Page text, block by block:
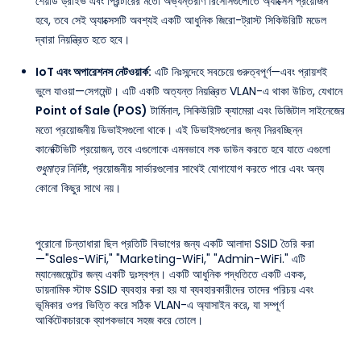
হবে, তবে সেই অ্যাক্সেসটি অবশ্যই একটি আধুনিক জিরো-ট্রাস্ট সিকিউরিটি মডেল
দ্বারা নিয়ন্ত্রিত হতে হবে।
IoT এবং অপারেশনস নেটওয়ার্ক: এটি নিঃসন্দেহে সবচেয়ে গুরুত্বপূর্ণ—এবং প্রায়শই
ভুলে যাওয়া—সেগমেন্ট। এটি একটি অত্যন্ত নিয়ন্ত্রিত VLAN-এ থাকা উচিত, যেখানে
Point of Sale (POS) টার্মিনাল, সিকিউরিটি ক্যামেরা এবং ডিজিটাল সাইনেজের
মতো প্রয়োজনীয় ডিভাইসগুলো থাকে। এই ডিভাইসগুলোর জন্য নিরবচ্ছিন্ন
কানেক্টিভিটি প্রয়োজন, তবে এগুলোকে এমনভাবে লক ডাউন করতে হবে যাতে এগুলো
শুধুমাত্রনির্দিষ্ট, প্রয়োজনীয় সার্ভারগুলোর সাথেই যোগাযোগ করতে পারে এবং অন্য
কোনো কিছুর সাথে নয়।
পুরোনো চিন্তাধারা ছিল প্রতিটি বিভাগের জন্য একটি আলাদা SSID তৈরি করা
—"Sales-WiFi," "Marketing-WiFi," "Admin-WiFi." এটি
ম্যানেজমেন্টের জন্য একটি দুঃস্বপ্ন। একটি আধুনিক পদ্ধতিতে একটি একক,
ডায়নামিক স্টাফ SSID ব্যবহার করা হয় যা ব্যবহারকারীদের তাদের পরিচয় এবং
ভূমিকার ওপর ভিত্তি করে সঠিক VLAN-এ অ্যাসাইন করে, যা সম্পূর্ণ
আর্কিটেকচারকে ব্যাপকভাবে সহজ করে তোলে।